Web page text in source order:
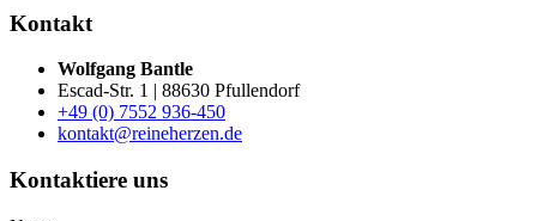
Kontakt
Wolfgang Bantle
Escad-Str. 1 | 88630 Pfullendorf
+49 (0) 7552 936-450
kontakt@reineherzen.de
Kontaktiere uns